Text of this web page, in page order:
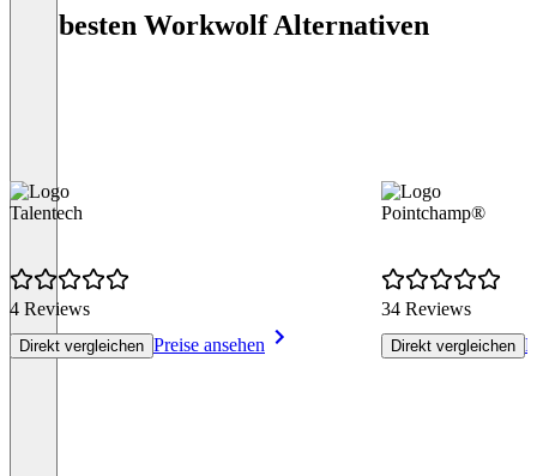
Die besten Workwolf Alternativen
Talentech
4 Reviews
Direkt vergleichen Preise ansehen
Pointchamp®
34 Reviews
Direkt vergleichen